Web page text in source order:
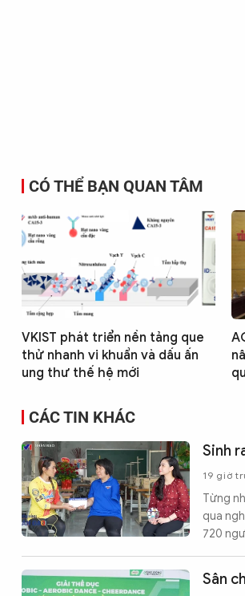
CÓ THỂ BẠN QUAN TÂM
VKIST phát triển nền tảng que
thử nhanh vi khuẩn và dấu ấn
ung thư thế hệ mới
CÁC TIN KHÁC
Sinh
19 giờ
Từng
qua
720
Sân